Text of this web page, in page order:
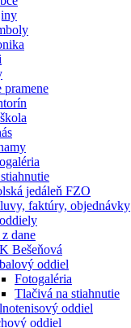
pramene
jedáleň FZO
faktúry, objednávky
dane
Bešeňová
oddiel
Fotogaléria
Tlačivá na stiahnutie
oddiel
oddiel